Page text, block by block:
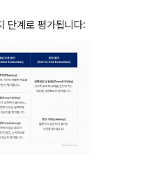
단계로 평가됩니다: